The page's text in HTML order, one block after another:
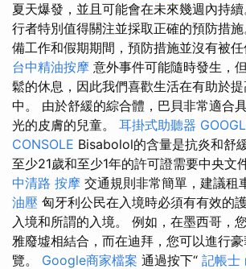
夏天爆發，並且可能會在未來幾週內持續
行者特別值得關注並採取正確的預防措施
備工作和假期期間，預防措施並沒有被任
台中精油按摩 意外事件可能隨時發生，
鬆的休息，因此我們喜歡​​生活在有助於
中。 由於舒緩的綜合體，巴貝非常適合
光的皮膚的兒童。 耳掛式助聽器
CONSOLE Bisabolol的含量是抗炎和舒
至少21歲和至少1年的許可證需要中央文
中清路 按摩 交通規則非常簡單，建議租
油壓 匈牙利公民在入境時必須有有效的
入境和所謂的入境。 例如，在墨西哥，
雅廢墟相結合，而在迪拜，您可以進行
覽。 Google商家檔案 通過按下“ 記帳士